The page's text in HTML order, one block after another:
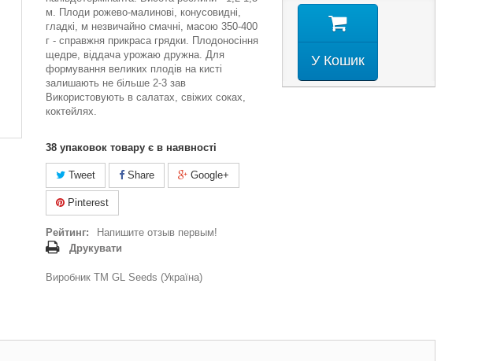
м. Плоди рожево-малинові, конусовидні,
гладкі, м незвичайно смачні, масою 350-400
г - справжня прикраса грядки. Плодоносіння
щедре, віддача урожаю дружна. Для
формування великих плодів на кисті
залишають не більше 2-3 зав
Використовують в салатах, свіжих соках,
коктейлях.
38 упаковок товару є в наявності
Tweet Share Google+
Pinterest
Рейтинг:
Напишите отзыв первым!
Друкувати
Виробник ТМ GL Seeds (Україна)
У Кошик